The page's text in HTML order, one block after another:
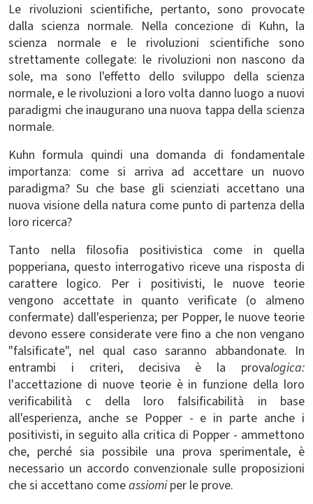
Le rivoluzioni scientifiche, pertanto, sono provocate
dalla scienza normale. Nella concezione di Kuhn, la
scienza normale e le rivoluzioni scientifiche sono
strettamente collegate: le rivoluzioni non nascono da
sole, ma sono l'effetto dello sviluppo della scienza
normale, e le rivoluzioni a loro volta danno luogo a nuovi
paradigmi che inaugurano una nuova tappa della scienza
normale.
Kuhn formula quindi una domanda di fondamentale
importanza: come si arriva ad accettare un nuovo
paradigma? Su che base gli scienziati accettano una
nuova visione della natura come punto di partenza della
loro ricerca?
Tanto nella filosofia positivistica come in quella
popperiana, questo interrogativo riceve una risposta di
carattere logico. Per i positivisti, le nuove teorie
vengono accettate in quanto verificate (o almeno
confermate) dall'esperienza; per Popper, le nuove teorie
devono essere considerate vere fino a che non vengano
"falsificate", nel qual caso saranno abbandonate. In
entrambi i criteri, decisiva è la provalogica:
l'accettazione di nuove teorie è in funzione della loro
verificabilità c della loro falsificabilità in base
all'esperienza, anche se Popper - e in parte anche i
positivisti, in seguito alla critica di Popper - ammettono
che, perché sia possibile una prova sperimentale, è
necessario un accordo convenzionale sulle proposizioni
che si accettano comeassiomiper le prove.